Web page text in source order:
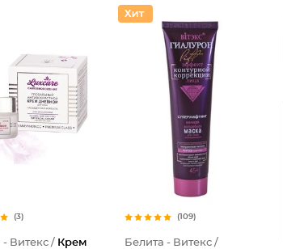
(3)
- Витекс / Крем
(109)
Белита - Витекс /